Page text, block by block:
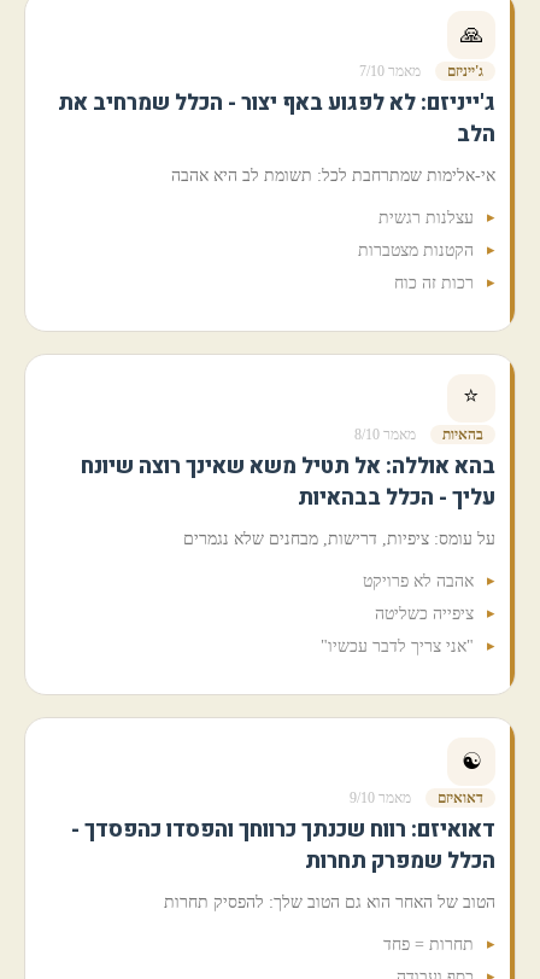
🙏
ג'ייניזם מאמר 7/10
ג'ייניזם: לא לפגוע באף יצור - הכלל שמרחיב את
הלב
אי-אלימות שמתרחבת לכל: תשומת לב היא אהבה
עצלנות רגשית
הקטנות מצטברות
רכות זה כוח
⭐
בהאיות מאמר 8/10
בהא אוללה: אל תטיל משא שאינך רוצה שיונח
עליך - הכלל בבהאיות
על עומס: ציפיות, דרישות, מבחנים שלא נגמרים
אהבה לא פרויקט
ציפייה כשליטה
"אני צריך לדבר עכשיו"
☯️
דאואיזם מאמר 9/10
דאואיזם: רווח שכנתך כרווחך והפסדו כהפסדך -
הכלל שמפרק תחרות
הטוב של האחר הוא גם הטוב שלך: להפסיק תחרות
תחרות = פחד